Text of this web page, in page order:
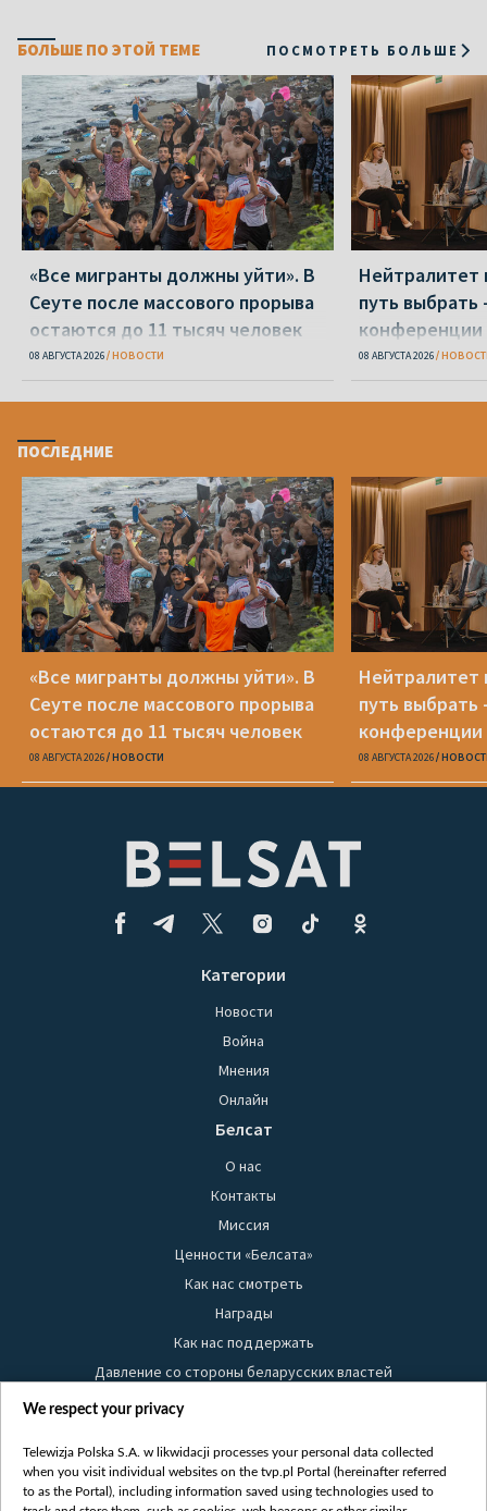
БОЛЬШЕ ПО ЭТОЙ ТЕМЕ ПОСМОТРЕТЬ БОЛЬШЕ
«Все мигранты должны уйти». В
Сеуте после массового прорыва
остаются до 11 тысяч человек
08 АВГУСТА 2026 НОВОСТИ
Нейтралитет
путь выбрать
конференции
08 АВГУСТА 2026
ПОСЛЕДНИЕ
«Все мигранты должны уйти». В
Сеуте после массового прорыва
остаются до 11 тысяч человек
08 АВГУСТА 2026 НОВОСТИ
Нейтралитет
путь выбрать
конференции
08 АВГУСТА 2026
Категории
Новости
Война
Мнения
Онлайн
Белсат
О нас
Контакты
Миссия
Ценности «Белсата»
Как нас смотреть
Награды
Как нас поддержать
Давление со стороны беларусских властей
Правила использования материалов
Безопасность
Youtube
We respect your privacy
Telewizja Polska S.A. w likwidacji processes your personal data collected
when you visit individual websites on the tvp.pl Portal (hereinafter referred
to as the Portal), including information saved using technologies used to